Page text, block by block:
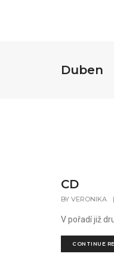
Duben
CD
BY VERONIKA |
V pořadí již
CONTINUE